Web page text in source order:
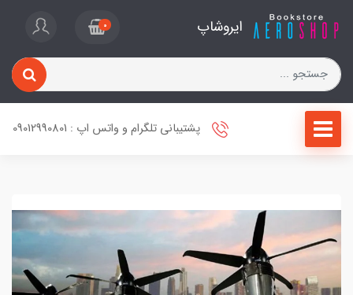
ایروشاپ 0
پشتیبانی تلگرام و واتس اپ : 09012990801